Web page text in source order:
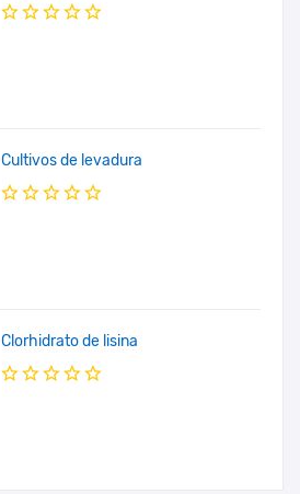
Cultivos de levadura
Clorhidrato de lisina